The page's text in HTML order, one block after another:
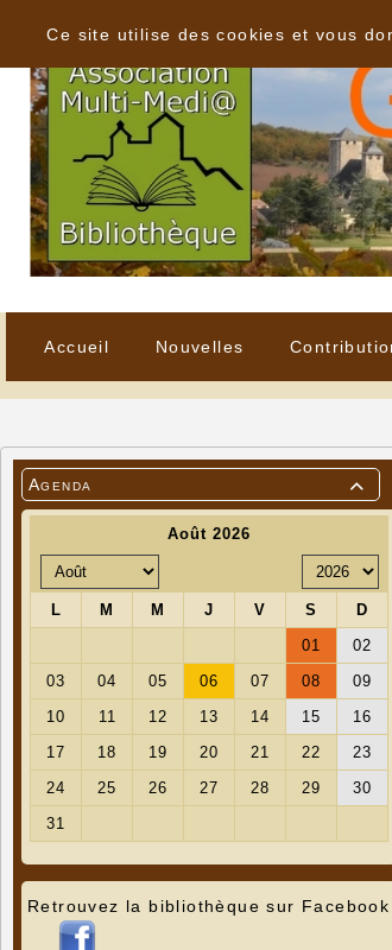
Accueil Nouvelles

Agenda
Retrouvez la bibliothèque sur Facebook
Ce site utilise des cookies et vous